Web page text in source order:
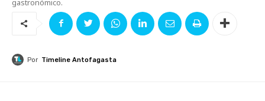
gastronómico.
Por Timeline Antofagasta